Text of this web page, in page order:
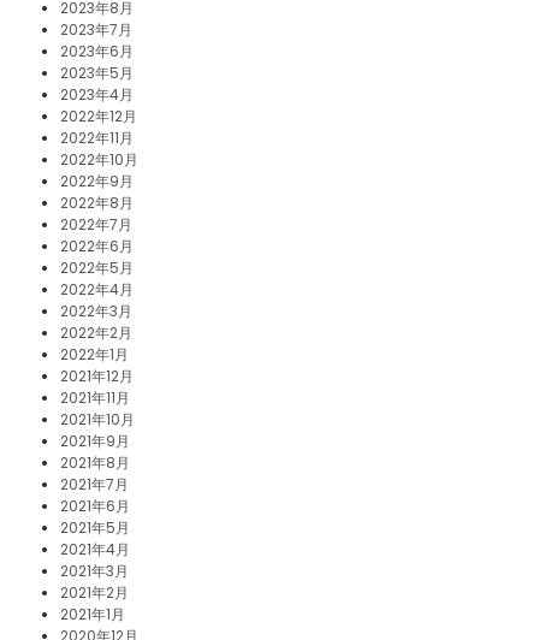
2023年8月
2023年7月
2023年6月
2023年5月
2023年4月
2022年12月
2022年11月
2022年10月
2022年9月
2022年8月
2022年7月
2022年6月
2022年5月
2022年4月
2022年3月
2022年2月
2022年1月
2021年12月
2021年11月
2021年10月
2021年9月
2021年8月
2021年7月
2021年6月
2021年5月
2021年4月
2021年3月
2021年2月
2021年1月
2020年12月